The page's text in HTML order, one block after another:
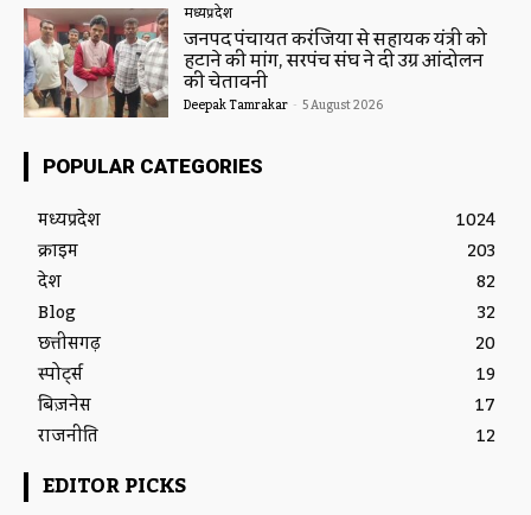
मध्यप्रदेश
जनपद पंचायत करंजिया से सहायक यंत्री को
हटाने की मांग, सरपंच संघ ने दी उग्र आंदोलन
की चेतावनी
Deepak Tamrakar - 5 August 2026
POPULAR CATEGORIES
मध्यप्रदेश
1024
क्राइम
203
देश
82
Blog
32
छत्तीसगढ़
20
स्पोर्ट्स
19
बिज़नेस
17
राजनीति
12
EDITOR PICKS